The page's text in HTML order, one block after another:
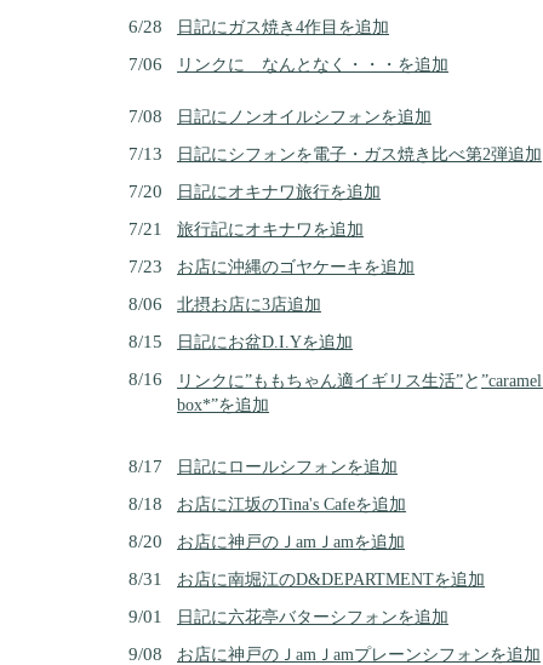
6/28 日記にガス焼き4作目を追加
7/06 リンクに なんとなく・・・を追加
7/08 日記にノンオイルシフォンを追加
7/13 日記にシフォンを電子・ガス焼き比べ第2弾追加
7/20 日記にオキナワ旅行を追加
7/21 旅行記にオキナワを追加
7/23 お店に沖縄のゴヤケーキを追加
8/06 北摂お店に3店追加
8/15 日記にお盆D.I.Yを追加
8/16 リンクに”ももちゃん適イギリス生活”と
box*”を追加
8/17 日記にロールシフォンを追加
8/18 お店に江坂のTina's Cafeを追加
8/20 お店に神戸のＪamＪamを追加
8/31 お店に南堀江のD&DEPARTMENTを追加
9/01 日記に六花亭バターシフォンを追加
9/08 お店に神戸のＪamＪamプレーンシフォンを追加